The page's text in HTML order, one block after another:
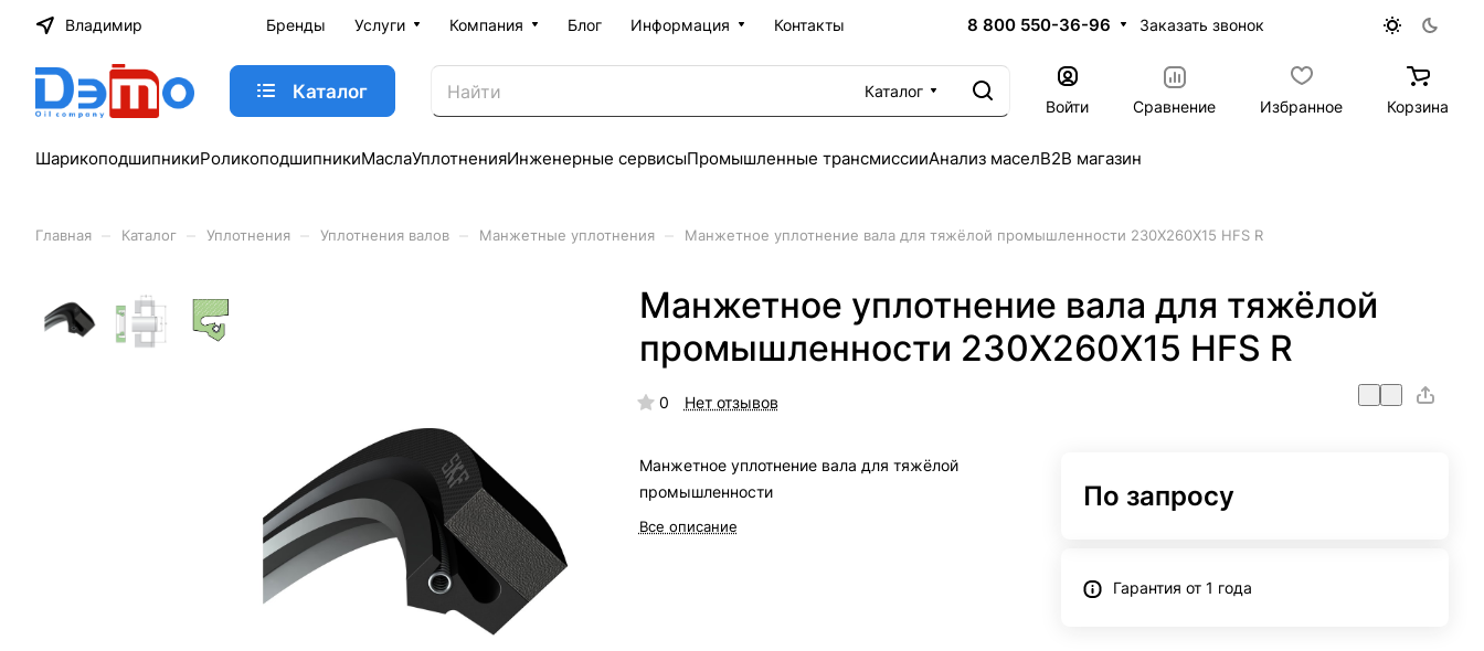
Владимир Бренды Услуги Компания Блог Информация Контакты 8 800 550-36-96 Заказать звонок
Каталог
Каталог
Войти
Сравнение Избранное Корзина
ШарикоподшипникиРоликоподшипникиМаслаУплотненияИнженерные сервисыПромышленные трансмиссииАнализ маселB2B магазин
Главная Каталог Уплотнения Уплотнения валов Манжетные уплотнения Манжетное уплотнение вала для тяжёлой промышленности 230X260X15 HFS R
Манжетное уплотнение вала для тяжёлой
промышленности 230X260X15 HFS R
0 Нет отзывов
Манжетное уплотнение вала для тяжёлой
промышленности
Все описание
По запросу
Гарантия от 1 года